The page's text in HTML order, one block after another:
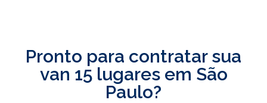
Pronto para contratar sua
van 15 lugares em São
Paulo?